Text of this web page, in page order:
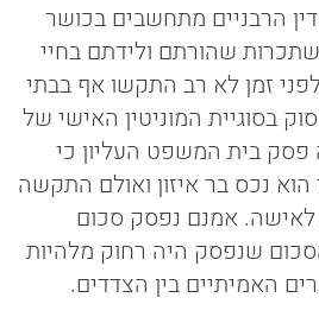
הרבניים מתחשבים בכושר
שהורתם ולידתם בחיי
זמן לא רב התקשו אף בבתי
בסוגיית המוניטין האישי של
פסק בית המשפט העליון כי
נכס בר איזון ואולם התקשה
אמנם נפסק סכום
שנפסק היה רחוק מלהיות
האמיתיים בין הצדדים.